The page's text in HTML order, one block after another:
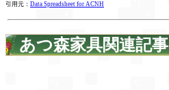
引用元： Data Spreadsheet for ACNH
あつ森家具関連記事